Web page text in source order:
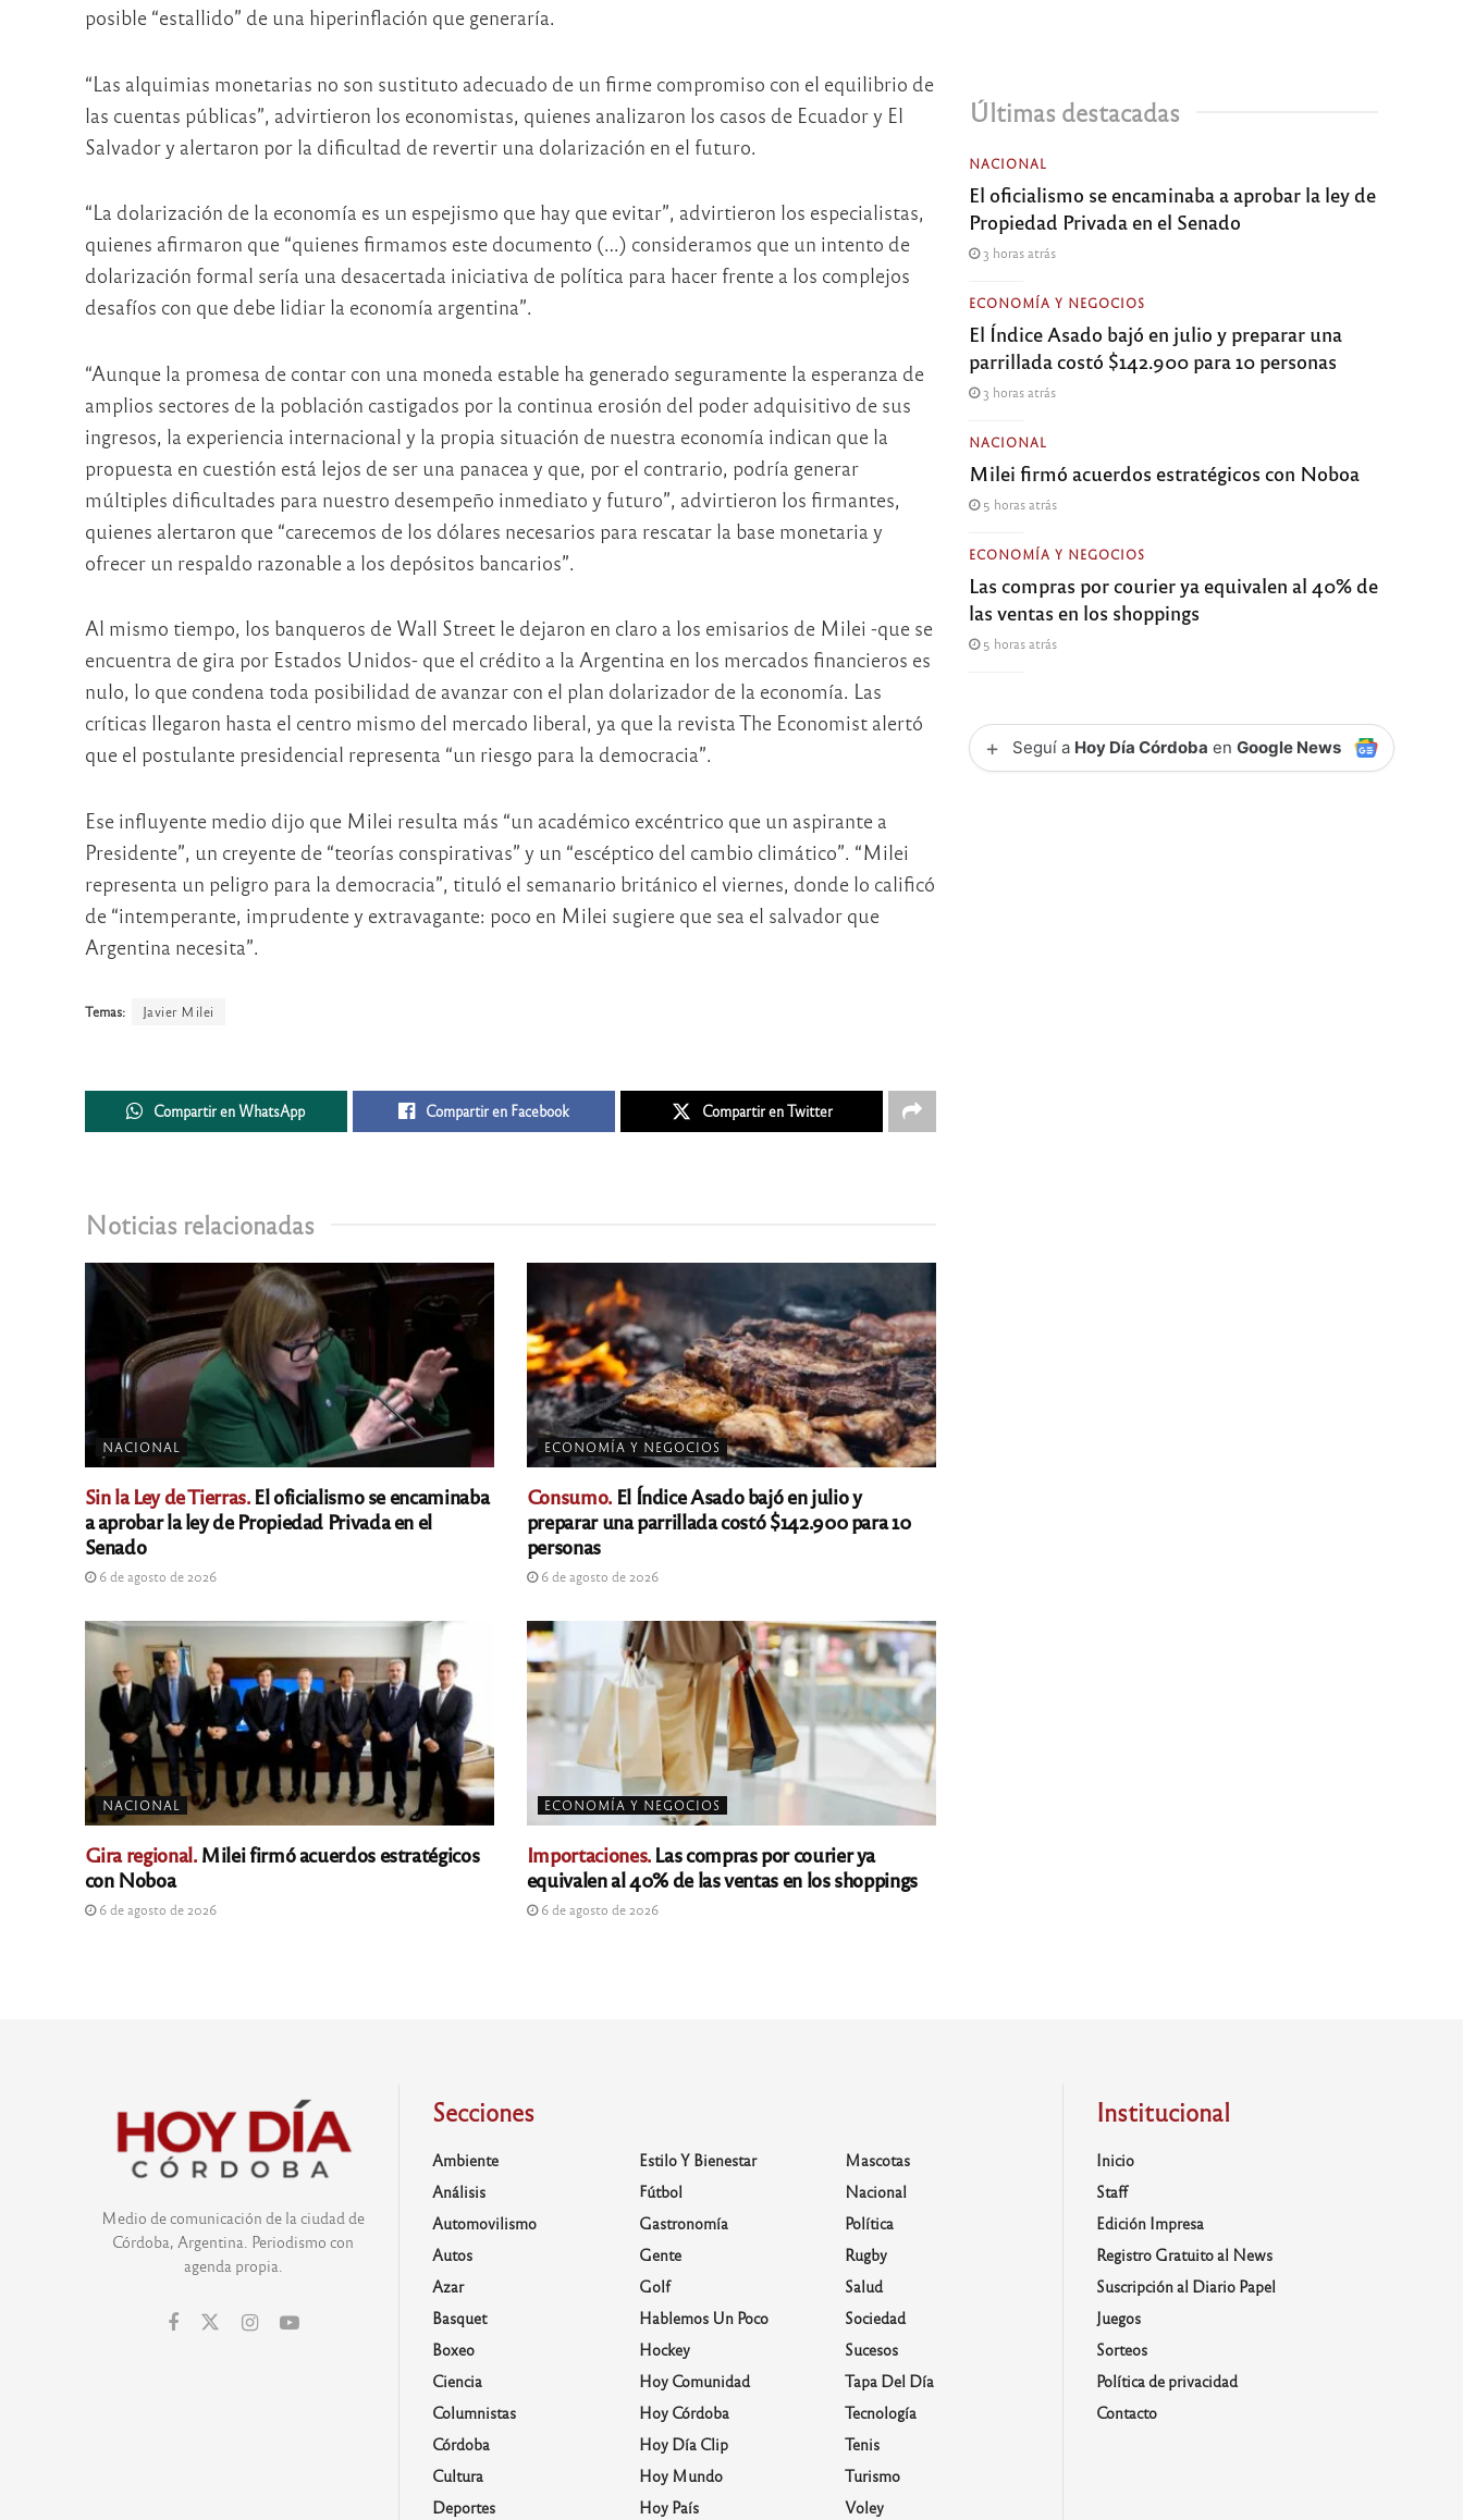
posible “estallido” de una hiperinflación que generaría.
“Las alquimias monetarias no son sustituto adecuado de un firme compromiso con el equilibrio de
las cuentas públicas”, advirtieron los economistas, quienes analizaron los casos de Ecuador y El
Salvador y alertaron por la dificultad de revertir una dolarización en el futuro.
“La dolarización de la economía es un espejismo que hay que evitar”, advirtieron los especialistas,
quienes afirmaron que “quienes firmamos este documento (…) consideramos que un intento de
dolarización formal sería una desacertada iniciativa de política para hacer frente a los complejos
desafíos con que debe lidiar la economía argentina”.
“Aunque la promesa de contar con una moneda estable ha generado seguramente la esperanza de
amplios sectores de la población castigados por la continua erosión del poder adquisitivo de sus
ingresos, la experiencia internacional y la propia situación de nuestra economía indican que la
propuesta en cuestión está lejos de ser una panacea y que, por el contrario, podría generar
múltiples dificultades para nuestro desempeño inmediato y futuro”, advirtieron los firmantes,
quienes alertaron que “carecemos de los dólares necesarios para rescatar la base monetaria y
ofrecer un respaldo razonable a los depósitos bancarios”.
Al mismo tiempo, los banqueros de Wall Street le dejaron en claro a los emisarios de Milei -que se
encuentra de gira por Estados Unidos- que el crédito a la Argentina en los mercados financieros es
nulo, lo que condena toda posibilidad de avanzar con el plan dolarizador de la economía. Las
críticas llegaron hasta el centro mismo del mercado liberal, ya que la revista The Economist alertó
que el postulante presidencial representa “un riesgo para la democracia”.
Ese influyente medio dijo que Milei resulta más “un académico excéntrico que un aspirante a
Presidente”, un creyente de “teorías conspirativas” y un “escéptico del cambio climático”. “Milei
representa un peligro para la democracia”, tituló el semanario británico el viernes, donde lo calificó
de “intemperante, imprudente y extravagante: poco en Milei sugiere que sea el salvador que
Argentina necesita”.
Temas: Javier Milei
Compartir en WhatsApp Compartir en Facebook Compartir en Twitter
Noticias relacionadas
NACIONAL
Sin la Ley de Tierras.El oficialismo se encaminaba
a aprobar la ley de Propiedad Privada en el
Senado
6 de agosto de 2026
ECONOMÍA Y NEGOCIOS
Consumo.El Índice Asado bajó en julio y
preparar una parrillada costó $142.900 para 10
personas
6 de agosto de 2026
NACIONAL
Gira regional.Milei firmó acuerdos estratégicos
con Noboa
6 de agosto de 2026
ECONOMÍA Y NEGOCIOS
Importaciones.Las compras por courier ya
equivalen al 40% de las ventas en los shoppings
6 de agosto de 2026
Últimas destacadas
NACIONAL
El oficialismo se encaminaba a aprobar la ley de
Propiedad Privada en el Senado
3 horas atrás
ECONOMÍA Y NEGOCIOS
El Índice Asado bajó en julio y preparar una
parrillada costó $142.900 para 10 personas
3 horas atrás
NACIONAL
Milei firmó acuerdos estratégicos con Noboa
5 horas atrás
ECONOMÍA Y NEGOCIOS
Las compras por courier ya equivalen al 40% de
las ventas en los shoppings
5 horas atrás
+ Seguí a Hoy Día Córdoba enGoogle News
Medio de comunicación de la ciudad de
Córdoba, Argentina. Periodismo con
agenda propia.
Secciones
Ambiente
Análisis
Automovilismo
Autos
Azar
Basquet
Boxeo
Ciencia
Columnistas
Córdoba
Cultura
Deportes
Estilo Y Bienestar
Fútbol
Gastronomía
Gente
Golf
Hablemos Un Poco
Hockey
Hoy Comunidad
Hoy Córdoba
Hoy Día Clip
Hoy Mundo
Hoy País
Mascotas
Nacional
Política
Rugby
Salud
Sociedad
Sucesos
Tapa Del Día
Tecnología
Tenis
Turismo
Voley
Institucional
Inicio
Staff
Edición Impresa
Registro Gratuito al News
Suscripción al Diario Papel
Juegos
Sorteos
Política de privacidad
Contacto